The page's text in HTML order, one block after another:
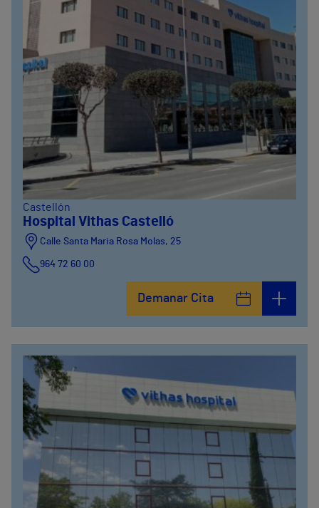
Castellón
Hospital Vithas Castelló
Calle Santa Maria Rosa Molas, 25
964 72 60 00
Demanar Cita